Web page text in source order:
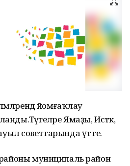
йомғаҡлау
Ямаҙы, Истәк,
ауыл советтарында үтте.
муниципаль район